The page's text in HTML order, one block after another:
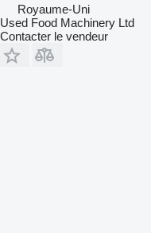
Royaume-Uni
Used Food Machinery Ltd
Contacter le vendeur